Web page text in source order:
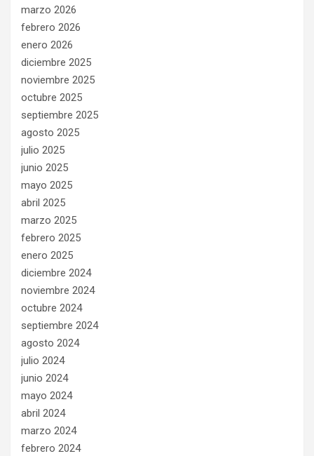
marzo 2026
febrero 2026
enero 2026
diciembre 2025
noviembre 2025
octubre 2025
septiembre 2025
agosto 2025
julio 2025
junio 2025
mayo 2025
abril 2025
marzo 2025
febrero 2025
enero 2025
diciembre 2024
noviembre 2024
octubre 2024
septiembre 2024
agosto 2024
julio 2024
junio 2024
mayo 2024
abril 2024
marzo 2024
febrero 2024